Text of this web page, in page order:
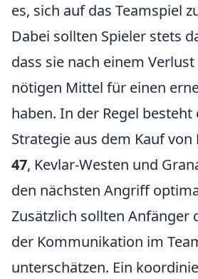
es, sich auf das Teamspiel
Dabei sollten Spieler stets
dass sie nach einem
nötigen Mittel für einen
haben. In der Regel besteht
Strategie aus dem Kauf von
47, Kevlar-Westen und
den nächsten Angriff
Zusätzlich sollten Anfänger
der Kommunikation im
unterschätzen. Ein